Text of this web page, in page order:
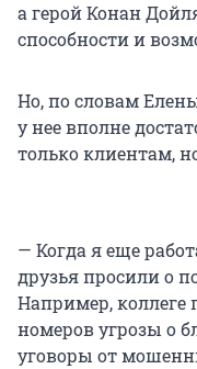
а герой Конан
способности и
Но, по словам
у нее вполне
только клиентам,
— Когда я еще
друзья просили о
Например, коллеге
номеров угрозы о
уговоры от